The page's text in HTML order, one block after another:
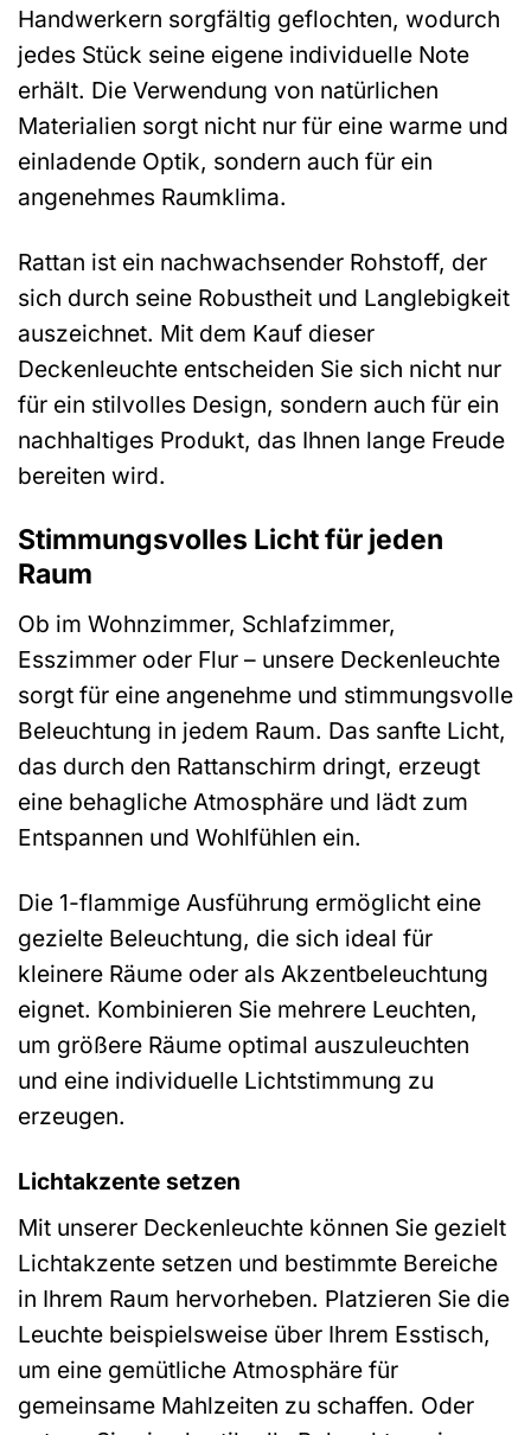
Handwerkern sorgfältig geflochten, wodurch
jedes Stück seine eigene individuelle Note
erhält. Die Verwendung von natürlichen
Materialien sorgt nicht nur für eine warme und
einladende Optik, sondern auch für ein
angenehmes Raumklima.
Rattan ist ein nachwachsender Rohstoff, der
sich durch seine Robustheit und Langlebigkeit
auszeichnet. Mit dem Kauf dieser
Deckenleuchte entscheiden Sie sich nicht nur
für ein stilvolles Design, sondern auch für ein
nachhaltiges Produkt, das Ihnen lange Freude
bereiten wird.
Stimmungsvolles Licht für jeden
Raum
Ob im Wohnzimmer, Schlafzimmer,
Esszimmer oder Flur – unsere Deckenleuchte
sorgt für eine angenehme und stimmungsvolle
Beleuchtung in jedem Raum. Das sanfte Licht,
das durch den Rattanschirm dringt, erzeugt
eine behagliche Atmosphäre und lädt zum
Entspannen und Wohlfühlen ein.
Die 1-flammige Ausführung ermöglicht eine
gezielte Beleuchtung, die sich ideal für
kleinere Räume oder als Akzentbeleuchtung
eignet. Kombinieren Sie mehrere Leuchten,
um größere Räume optimal auszuleuchten
und eine individuelle Lichtstimmung zu
erzeugen.
Lichtakzente setzen
Mit unserer Deckenleuchte können Sie gezielt
Lichtakzente setzen und bestimmte Bereiche
in Ihrem Raum hervorheben. Platzieren Sie die
Leuchte beispielsweise über Ihrem Esstisch,
um eine gemütliche Atmosphäre für
gemeinsame Mahlzeiten zu schaffen. Oder